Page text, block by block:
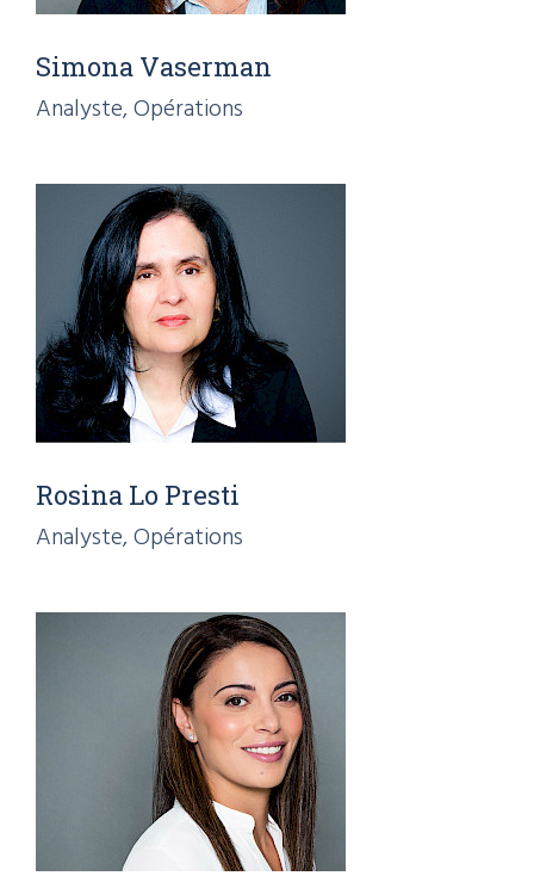
Simona Vaserman
Analyste, Opérations
Rosina Lo Presti
Analyste, Opérations